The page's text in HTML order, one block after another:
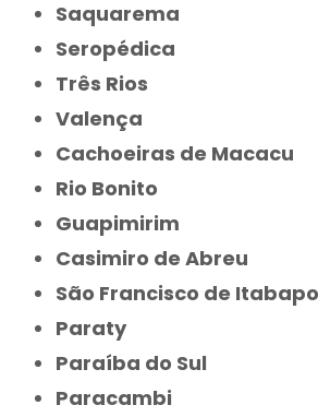
Saquarema
Seropédica
Três Rios
Valença
Cachoeiras de Macacu
Rio Bonito
Guapimirim
Casimiro de Abreu
São Francisco de
Paraty
Paraíba do Sul
Paracambi